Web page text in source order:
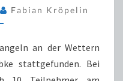
Fabian Kröpelin
an der Wettern
stattgefunden. Bei